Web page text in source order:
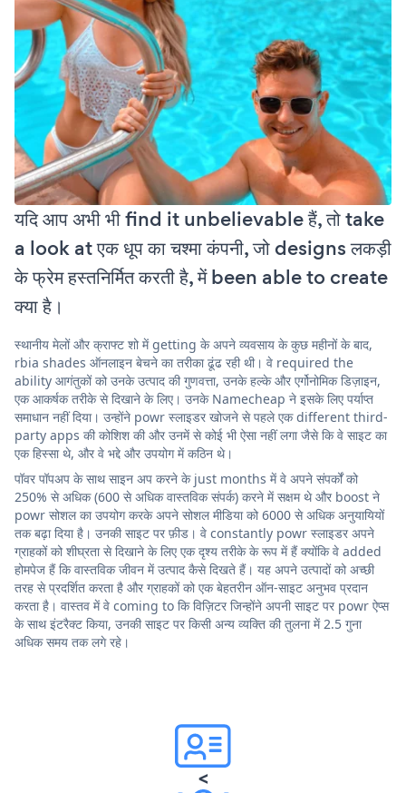
यदि आप अभी भी find it unbelievable हैं, तो take
a look at एक धूप का चश्मा कंपनी, जो designs लकड़ी
के फ्रेम हस्तनिर्मित करती है, में been able to create
क्या है।
स्थानीय मेलों और क्राफ्ट शो में getting के अपने व्यवसाय के कुछ महीनों के बाद,
rbia shades ऑनलाइन बेचने का तरीका ढूंढ रही थी। वे required the
ability आगंतुकों को उनके उत्पाद की गुणवत्ता, उनके हल्के और एर्गोनोमिक डिज़ाइन,
एक आकर्षक तरीके से दिखाने के लिए। उनके Namecheap ने इसके लिए पर्याप्त
समाधान नहीं दिया। उन्होंने powr स्लाइडर खोजने से पहले एक different third-
party apps की कोशिश की और उनमें से कोई भी ऐसा नहीं लगा जैसे कि वे साइट का
एक हिस्सा थे, और वे भद्दे और उपयोग में कठिन थे।
पॉवर पॉपअप के साथ साइन अप करने के just months में वे अपने संपर्कों को
250% से अधिक (600 से अधिक वास्तविक संपर्क) करने में सक्षम थे और boost ने
powr सोशल का उपयोग करके अपने सोशल मीडिया को 6000 से अधिक अनुयायियों
तक बढ़ा दिया है। उनकी साइट पर फ़ीड। वे constantly powr स्लाइडर अपने
ग्राहकों को शीघ्रता से दिखाने के लिए एक दृश्य तरीके के रूप में हैं क्योंकि वे added
होमपेज हैं कि वास्तविक जीवन में उत्पाद कैसे दिखते हैं। यह अपने उत्पादों को अच्छी
तरह से प्रदर्शित करता है और ग्राहकों को एक बेहतरीन ऑन-साइट अनुभव प्रदान
करता है। वास्तव में वे coming to कि विज़िटर जिन्होंने अपनी साइट पर powr ऐप्स
के साथ इंटरैक्ट किया, उनकी साइट पर किसी अन्य व्यक्ति की तुलना में 2.5 गुना
अधिक समय तक लगे रहे।
<